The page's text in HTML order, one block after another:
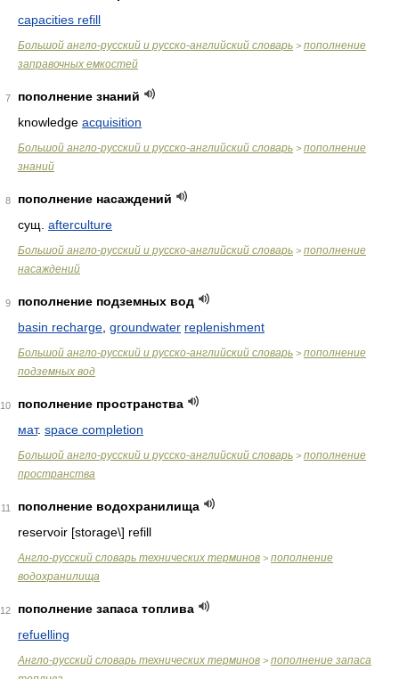
capacities refill
Большой англо-русский и русско-английский словарь > пополнение
заправочных емкостей
7
пополнение знаний
knowledge acquisition
Большой англо-русский и русско-английский словарь > пополнение
знаний
8
пополнение насаждений
сущ. afterculture
Большой англо-русский и русско-английский словарь > пополнение
насаждений
9
пополнение подземных вод
basin recharge groundwater replenishment
Большой англо-русский и русско-английский словарь > пополнение
подземных вод
10
пополнение пространства
мат. space completion
Большой англо-русский и русско-английский словарь > пополнение
пространства
11
пополнение водохранилища
reservoir [storage\] refill
Англо-русский словарь технических терминов > пополнение
водохранилища
12
пополнение запаса топлива
refuelling
Англо-русский словарь технических терминов > пополнение запаса